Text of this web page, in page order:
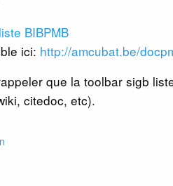
BIBPMB
ici: http://amcubat.be/
que la toolbar sigb
citedoc, etc).